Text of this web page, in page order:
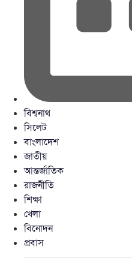
বিশ্বনাথ
সিলেট
বাংলাদেশ
জাতীয়
আন্তর্জাতিক
রাজনীতি
শিক্ষা
খেলা
বিনোদন
প্রবাস